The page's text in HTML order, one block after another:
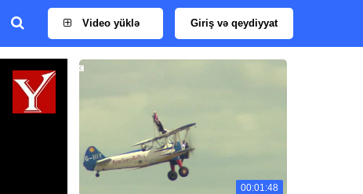
Video yüklə Giriş və qeydiyyat
00:01:48